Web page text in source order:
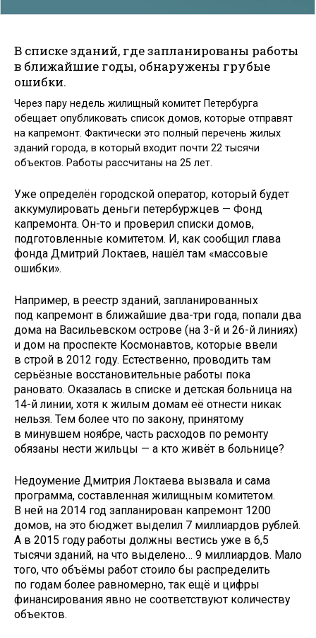
В списке зданий, где запланированы работы
в ближайшие годы, обнаружены грубые
ошибки.
Через пару недель жилищный комитет Петербурга
обещает опубликовать список домов, которые отправят
на капремонт. Фактически это полный перечень жилых
зданий города, в который входит почти 22 тысячи
объектов. Работы рассчитаны на 25 лет.
Уже определён городской оператор, который будет
аккумулировать деньги петербуржцев — Фонд
капремонта. Он-то и проверил списки домов,
подготовленные комитетом. И, как сообщил глава
фонда Дмитрий Локтаев, нашёл там «массовые
ошибки».
Например, в реестр зданий, запланированных
под капремонт в ближайшие два-три года, попали два
дома на Васильевском острове (на 3-й и 26-й линиях)
и дом на проспекте Космонавтов, которые ввели
в строй в 2012 году. Естественно, проводить там
серьёзные восстановительные работы пока
рановато. Оказалась в списке и детская больница на
14-й линии, хотя к жилым домам её отнести никак
нельзя. Тем более что по закону, принятому
в минувшем ноябре, часть расходов по ремонту
обязаны нести жильцы — а кто живёт в больнице?
Недоумение Дмитрия Локтаева вызвала и сама
программа, составленная жилищным комитетом.
В ней на 2014 год запланирован капремонт 1200
домов, на это бюджет выделил 7 миллиардов руб­лей.
А в 2015 году работы должны вестись уже в 6,5
тысячи зданий, на что выделено… 9 миллиардов. Мало
того, что объёмы работ стоило бы распределить
по годам более равномерно, так ещё и цифры
финансирования явно не соответствуют количеству
объектов.